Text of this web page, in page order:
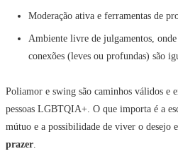
Moderação ativa e ferramentas de
Ambiente livre de julgamentos,
conexões (leves ou profundas) são
Poliamor e swing são caminhos válidos e
pessoas LGBTQIA+. O que importa é a
mútuo e a possibilidade de viver o desejo
prazer